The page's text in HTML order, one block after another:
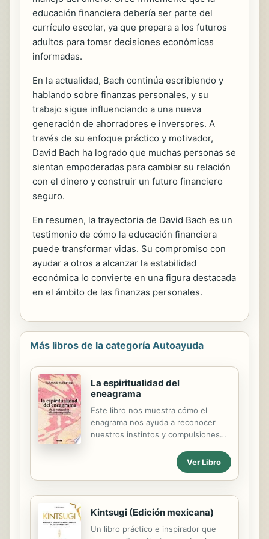
educación financiera debería ser parte del
currículo escolar, ya que prepara a los futuros
adultos para tomar decisiones económicas
informadas.
En la actualidad, Bach continúa escribiendo y
hablando sobre finanzas personales, y su
trabajo sigue influenciando a una nueva
generación de ahorradores e inversores. A
través de su enfoque práctico y motivador,
David Bach ha logrado que muchas personas se
sientan empoderadas para cambiar su relación
con el dinero y construir un futuro financiero
seguro.
En resumen, la trayectoria de David Bach es un
testimonio de cómo la educación financiera
puede transformar vidas. Su compromiso con
ayudar a otros a alcanzar la estabilidad
económica lo convierte en una figura destacada
en el ámbito de las finanzas personales.
Más libros de la categoría Autoayuda
La espiritualidad del
eneagrama
Este libro nos muestra cómo el
enagrama nos ayuda a reconocer
nuestros instintos y compulsiones
consecuencia de este conocimiento,
aprendemos que el trabajo de
convertirnos no consiste en una
acctividad sino en aceptar,
honestamente y en primer lugar, lo
que hemos llegado a ser; esto nos
hace vivir en humildad, que es la
Ver Libro
Kintsugi (Edición mexicana)
Un libro práctico e inspirador que